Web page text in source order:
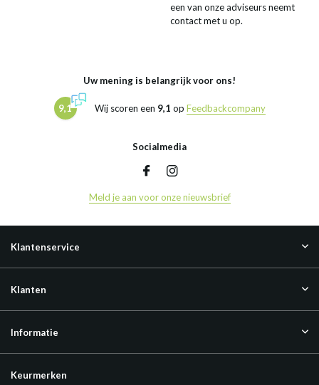
een van onze adviseurs neemt
contact met u op.
Uw mening is belangrijk voor ons!
9,1 Wij scoren een 9,1 op Feedbackcompany
Socialmedia
Meld je aan voor onze nieuwsbrief
Klantenservice
Klanten
Informatie
Keurmerken